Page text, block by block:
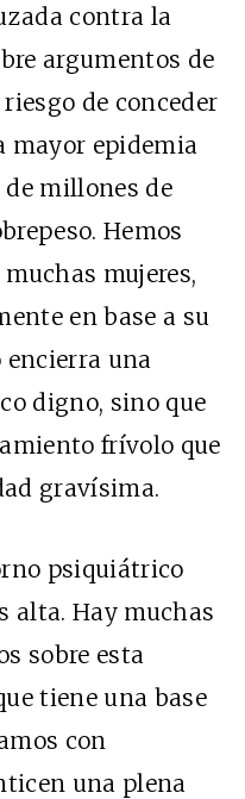
contra la
argumentos de
de conceder
mayor epidemia
de millones de
Hemos
mujeres,
en base a su
encierra una
digno, sino que
frívolo que
gravísima.
psiquiátrico
alta. Hay muchas
sobre esta
tiene una base
con
una plena